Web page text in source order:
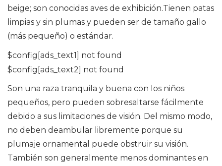
beige; son conocidas aves de exhibición.Tienen patas
limpias y sin plumas y pueden ser de tamaño gallo
(más pequeño) o estándar.
$config[ads_text1] not found
$config[ads_text2] not found
Son una raza tranquila y buena con los niños
pequeños, pero pueden sobresaltarse fácilmente
debido a sus limitaciones de visión. Del mismo modo,
no deben deambular libremente porque su
plumaje ornamental puede obstruir su visión.
También son generalmente menos dominantes en